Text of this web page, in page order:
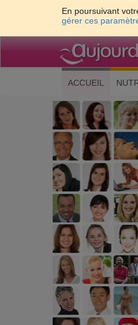
En poursuivant
gérer ces
ACCUEIL (current)